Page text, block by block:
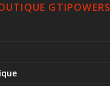
GTIPOWERS